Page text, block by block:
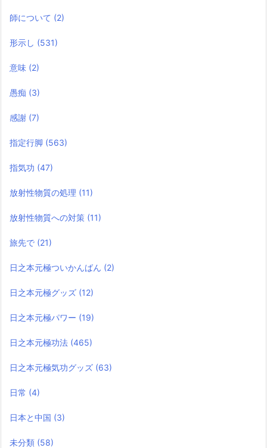
師について (2)
形示し (531)
意味 (2)
愚痴 (3)
感謝 (7)
指定行脚 (563)
指気功 (47)
放射性物質の処理 (11)
放射性物質への対策 (11)
旅先で (21)
日之本元極ついかんばん (2)
日之本元極グッズ (12)
日之本元極パワー (19)
日之本元極功法 (465)
日之本元極気功グッズ (63)
日常 (4)
日本と中国 (3)
未分類 (58)